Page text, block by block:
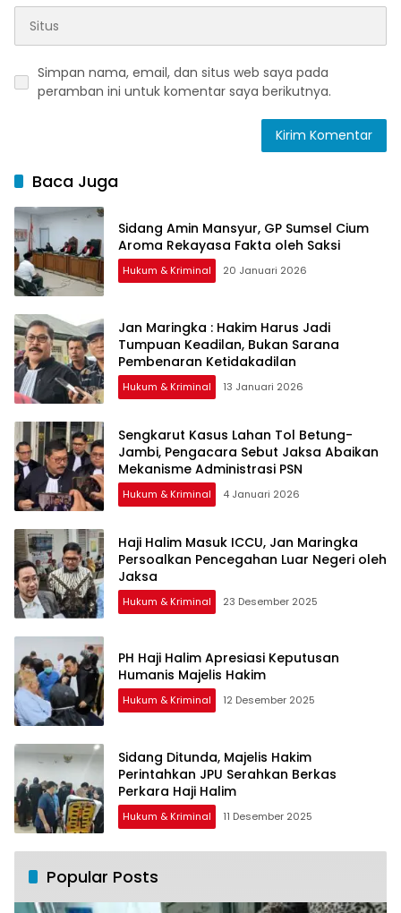
Simpan nama, email, dan situs web saya pada
peramban ini untuk komentar saya berikutnya.
Baca Juga
Sidang Amin Mansyur, GP Sumsel Cium
Aroma Rekayasa Fakta oleh Saksi
Hukum & Kriminal 20 Januari 2026
Jan Maringka : Hakim Harus Jadi
Tumpuan Keadilan, Bukan Sarana
Pembenaran Ketidakadilan
Hukum & Kriminal 13 Januari 2026
Sengkarut Kasus Lahan Tol Betung-
Jambi, Pengacara Sebut Jaksa Abaikan
Mekanisme Administrasi PSN
Hukum & Kriminal 4 Januari 2026
Haji Halim Masuk ICCU, Jan Maringka
Persoalkan Pencegahan Luar Negeri oleh
Jaksa
Hukum & Kriminal 23 Desember 2025
PH Haji Halim Apresiasi Keputusan
Humanis Majelis Hakim
Hukum & Kriminal 12 Desember 2025
Sidang Ditunda, Majelis Hakim
Perintahkan JPU Serahkan Berkas
Perkara Haji Halim
Hukum & Kriminal 11 Desember 2025
Popular Posts